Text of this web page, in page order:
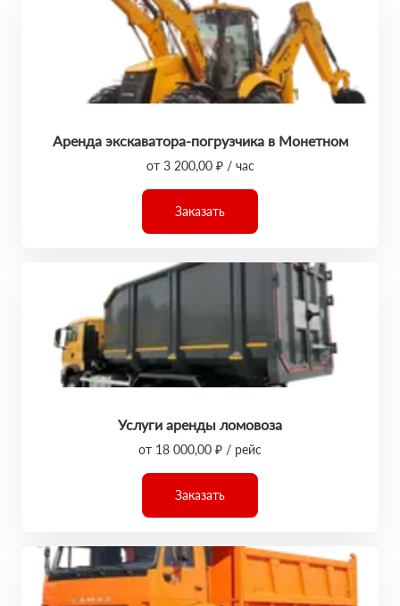
Аренда экскаватора-погрузчика в Монетном
от 3 200,00 ₽ / час
Заказать
Услуги аренды ломовоза
от 18 000,00 ₽ / рейс
Заказать